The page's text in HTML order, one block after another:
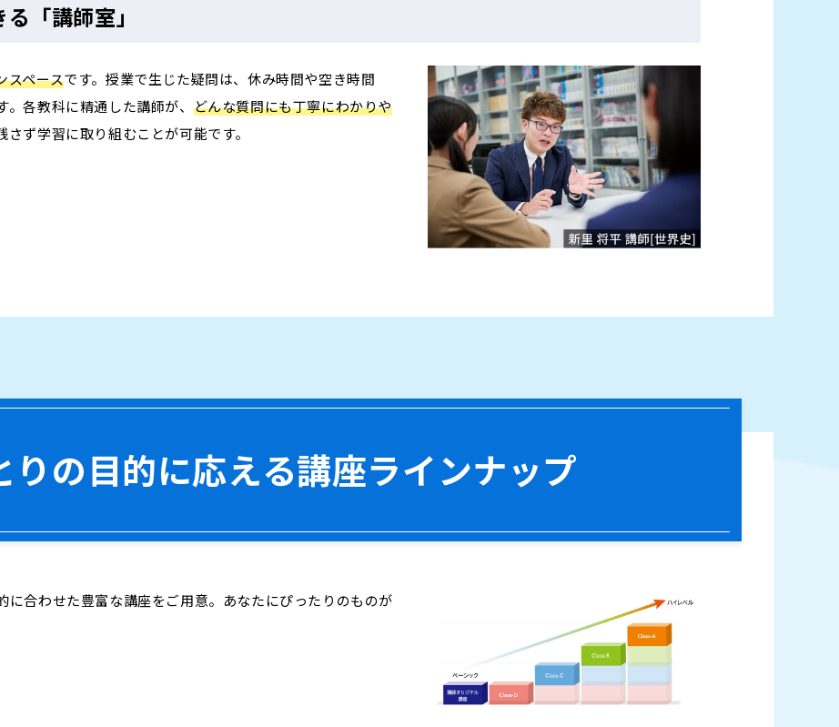
「講師室」
スペースです。授業で生じた疑問は、休み時間や空き時間
。各教科に精通した講師が、 どんな質問にも丁寧にわかりや
ず学習に取り組むことが可能です。
りの目的に応える講座ラインナップ
に合わせた豊富な講座をご用意。あなたにぴったりのものが